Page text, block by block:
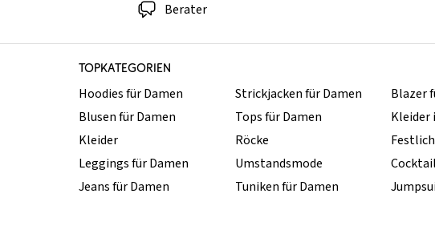
Berater
TOPKATEGORIEN
Hoodies für Damen
Blusen für Damen
Kleider
Leggings für Damen
Jeans für Damen
Strickjacken für Damen
Tops für Damen
Röcke
Umstandsmode
Tuniken für Damen
Blazer
Kleider